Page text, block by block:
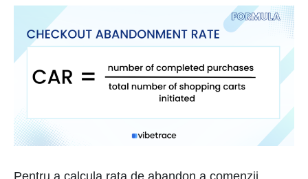
Pentru a calcula rata de abandon a comenzii,